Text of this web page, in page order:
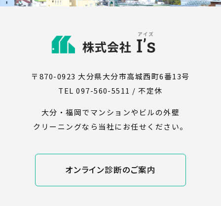
〒870-0923 大分県大分市高城西町6番13号
TEL 097-560-5511 / 不定休
大分・福岡でマンションやビルの外壁
クリーニングなら当社にお任せください。
オンライン診断のご案内